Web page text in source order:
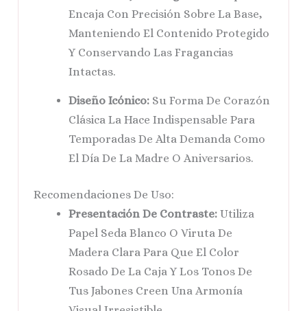
Encaja Con Precisión Sobre La Base,
Manteniendo El Contenido Protegido
Y Conservando Las Fragancias
Intactas.
Diseño Icónico: Su Forma De Corazón
Clásica La Hace Indispensable Para
Temporadas De Alta Demanda Como
El Día De La Madre O Aniversarios.
Recomendaciones De Uso:
Presentación De Contraste: Utiliza
Papel Seda Blanco O Viruta De
Madera Clara Para Que El Color
Rosado De La Caja Y Los Tonos De
Tus Jabones Creen Una Armonía